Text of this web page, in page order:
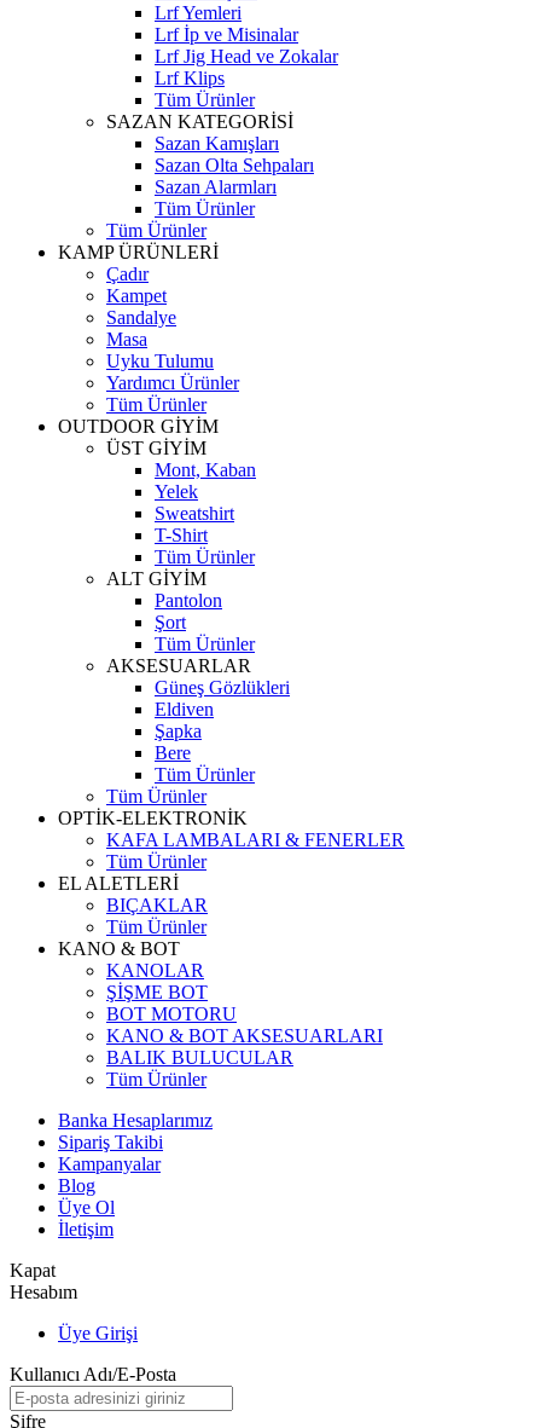
Lrf Yemleri
Lrf İp ve Misinalar
Lrf Jig Head ve Zokalar
Lrf Klips
Tüm Ürünler
SAZAN KATEGORİSİ
Sazan Kamışları
Sazan Olta Sehpaları
Sazan Alarmları
Tüm Ürünler
Tüm Ürünler
KAMP ÜRÜNLERİ
Çadır
Kampet
Sandalye
Masa
Uyku Tulumu
Yardımcı Ürünler
Tüm Ürünler
OUTDOOR GİYİM
ÜST GİYİM
Mont, Kaban
Yelek
Sweatshirt
T-Shirt
Tüm Ürünler
ALT GİYİM
Pantolon
Şort
Tüm Ürünler
AKSESUARLAR
Güneş Gözlükleri
Eldiven
Şapka
Bere
Tüm Ürünler
Tüm Ürünler
OPTİK-ELEKTRONİK
KAFA LAMBALARI & FENERLER
Tüm Ürünler
EL ALETLERİ
BIÇAKLAR
Tüm Ürünler
KANO & BOT
KANOLAR
ŞİŞME BOT
BOT MOTORU
KANO & BOT AKSESUARLARI
BALIK BULUCULAR
Tüm Ürünler
Banka Hesaplarımız
Sipariş Takibi
Kampanyalar
Blog
Üye Ol
İletişim
Kapat
Hesabım
Üye Girişi
Kullanıcı Adı/E-Posta
Şifre